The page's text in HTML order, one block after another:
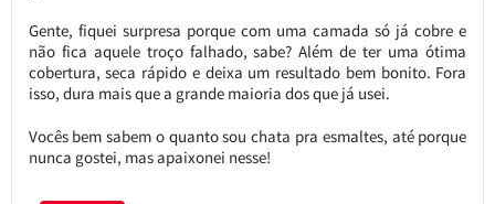
Gente, fiquei surpresa porque com uma camada só já cobre e
não fica aquele troço falhado, sabe? Além de ter uma ótima
cobertura, seca rápido e deixa um resultado bem bonito. Fora
isso, dura mais que a grande maioria dos que já usei.
Vocês bem sabem o quanto sou chata pra esmaltes, até porque
nunca gostei, mas apaixonei nesse!